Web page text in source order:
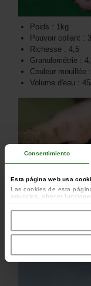
Consentimiento
Esta página web usa
Las cookies de esta
anuncios, ofrecer
colaboradores de redes
combinarla con otra
recopilado a partir del
Poids : 1kg
Pouvoir collant :
Richesse : 4,5
Granulométrie :
Couleur mouillée
Volume d'eau :